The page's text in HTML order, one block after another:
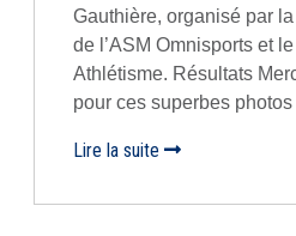
Gauthière, organisé par
de l’ASM Omnisports et
Athlétisme. Résultats
pour ces superbes
Lire la suite